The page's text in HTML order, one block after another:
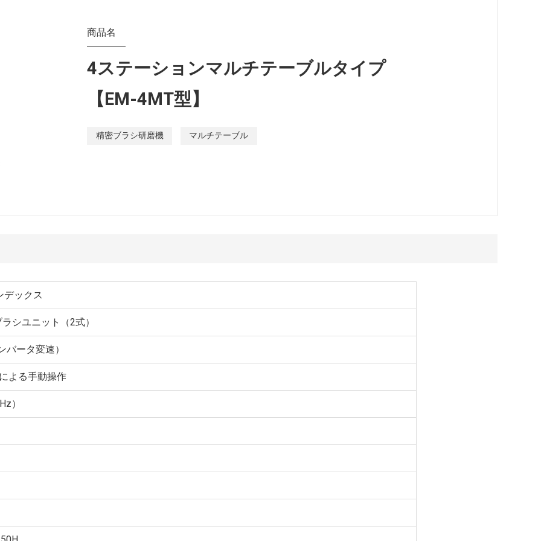
商品名
4ステーションマルチテーブルタイプ
【EM-4MT型】
精密ブラシ研磨機 マルチテーブル
デックス
シユニット（2式）
バータ変速）
よる手動操作
）